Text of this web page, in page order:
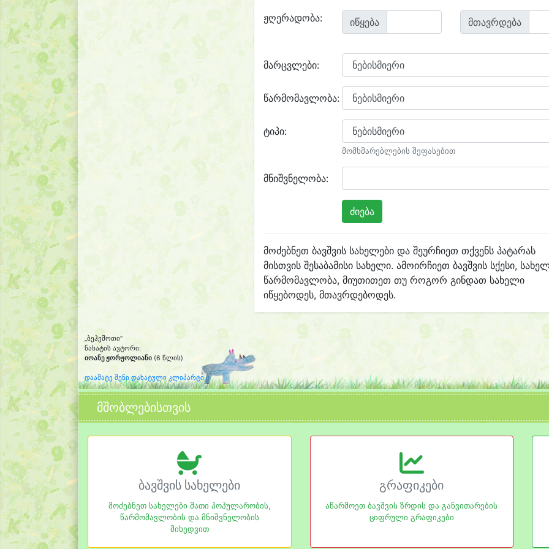
ჟღერადობა: იწყება მთავრდება
მარცვლები:
წარმომავლობა:
ტიპი:
მომხმარებლების შეფასებით
მნიშვნელობა:
მოძებნეთ ბავშვის სახელები და შეურჩიეთ თქვენს პატარას
მისთვის შესაბამისი სახელი. ამოირჩიეთ ბავშვის სქესი,
წარმომავლობა, მიუთითეთ თუ როგორ გინდათ სახელი
იწყებოდეს, მთავრდებოდეს.
„ბეჰემოთი“
ნახატის ავტორი:
იოანე ჟორჟოლიანი (6 წლის)
დაამატე შენი დახატული კლიპარტი
მშობლებისთვის
ბავშვის სახელები
მოძებნეთ სახელები მათი პოპულარობის,
წარმომავლობის და მნიშვნელობის
მიხედვით
გრაფიკები
აწარმოეთ ბავშვის ზრდის და განვითარების
ციფრული გრაფიკები